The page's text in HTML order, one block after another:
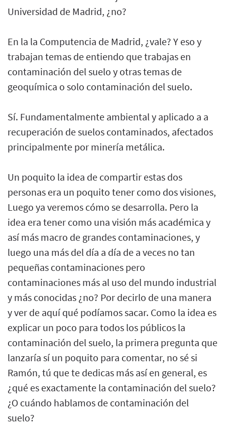
Universidad de Madrid, ¿no?
En la la Computencia de Madrid, ¿vale? Y eso y
trabajan temas de entiendo que trabajas en
contaminación del suelo y otras temas de
geoquímica o solo contaminación del suelo.
Sí. Fundamentalmente ambiental y aplicado a a
recuperación de suelos contaminados, afectados
principalmente por minería metálica.
Un poquito la idea de compartir estas dos
personas era un poquito tener como dos visiones,
Luego ya veremos cómo se desarrolla. Pero la
idea era tener como una visión más académica y
así más macro de grandes contaminaciones, y
luego una más del día a día de a veces no tan
pequeñas contaminaciones pero
contaminaciones más al uso del mundo industrial
y más conocidas ¿no? Por decirlo de una manera
y ver de aquí qué podíamos sacar. Como la idea es
explicar un poco para todos los públicos la
contaminación del suelo, la primera pregunta que
lanzaría sí un poquito para comentar, no sé si
Ramón, tú que te dedicas más así en general, es
¿qué es exactamente la contaminación del suelo?
¿O cuándo hablamos de contaminación del
suelo?